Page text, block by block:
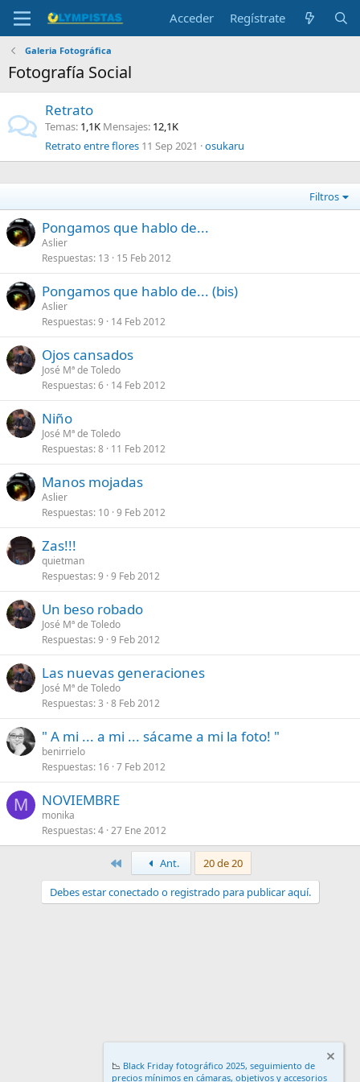
Acceder Regístrate
Galeria Fotográfica
Fotografía Social
Retrato
Temas 1,1K Mensajes 12,1K
Retrato entre flores 11 Sep 2021 osukaru
Filtros
Pongamos que hablo de...
Aslier
Respuestas 13 15 Feb 2012
Pongamos que hablo de... (bis)
Aslier
Respuestas 9 14 Feb 2012
Ojos cansados
José Mª de Toledo
Respuestas 6 14 Feb 2012
Niño
José Mª de Toledo
Respuestas 8 11 Feb 2012
Manos mojadas
Aslier
Respuestas 10 9 Feb 2012
Zas!!!
quietman
Respuestas 9 9 Feb 2012
Un beso robado
José Mª de Toledo
Respuestas 9 9 Feb 2012
Las nuevas generaciones
José Mª de Toledo
Respuestas 3 8 Feb 2012
" A mi ... a mi ... sácame a mi la foto! "
benirrielo
Respuestas 16 7 Feb 2012
M NOVIEMBRE
monika
Respuestas 4 27 Ene 2012
PrimeroAnt.
20 de 20
Debes estar conectado o registrado para publicar aquí.
📉 Black Friday fotográfico 2025, seguimiento de
precios mínimos en cámaras, objetivos y accesorios